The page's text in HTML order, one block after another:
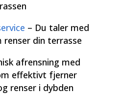
– Du taler med
renser din terrasse
afrensning med
effektivt fjerner
renser i dybden